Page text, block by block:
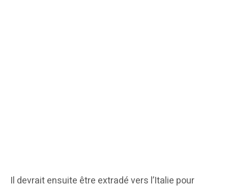
Il devrait ensuite être extradé vers l’Italie pour